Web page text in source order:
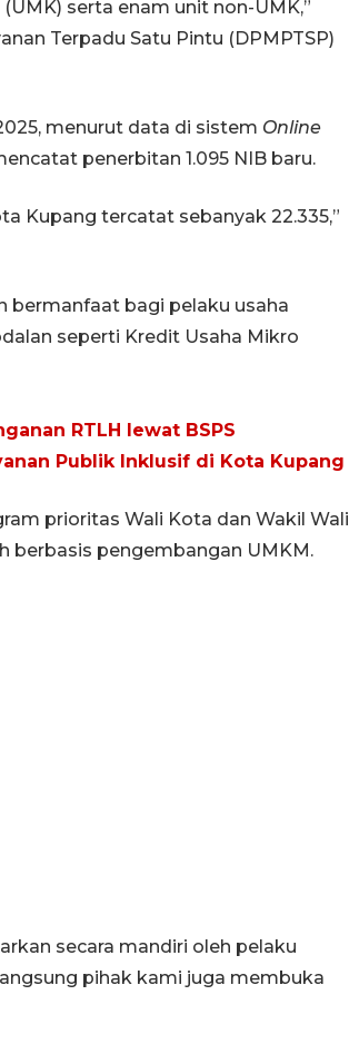
serta enam unit non-UMK,”
Terpadu Satu Pintu (DPMPTSP)
menurut data di sistem Online
penerbitan 1.095 NIB baru.
Kupang tercatat sebanyak 22.335,”
bermanfaat bagi pelaku usaha
seperti Kredit Usaha Mikro
RTLH lewat BSPS
Publik Inklusif di Kota Kupang
prioritas Wali Kota dan Wakil Wali
berbasis pengembangan UMKM.
secara mandiri oleh pelaku
pihak kami juga membuka